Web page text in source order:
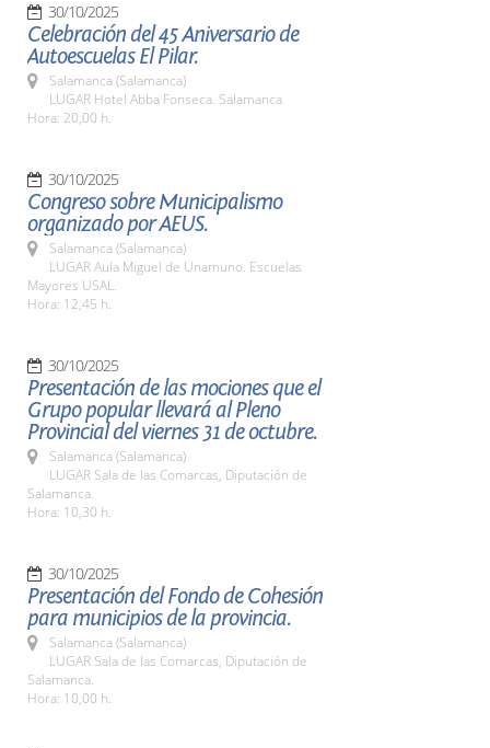
30/10/2025
Celebración del 45 Aniversario de
Autoescuelas El Pilar.
Salamanca (Salamanca)
LUGAR Hotel Abba Fonseca. Salamanca
Hora: 20,00 h.
30/10/2025
Congreso sobre Municipalismo
organizado por AEUS.
Salamanca (Salamanca)
LUGAR Aula Miguel de Unamuno. Escuelas
Mayores USAL.
Hora: 12,45 h.
30/10/2025
Presentación de las mociones que el
Grupo popular llevará al Pleno
Provincial del viernes 31 de octubre.
Salamanca (Salamanca)
LUGAR Sala de las Comarcas, Diputación de
Salamanca.
Hora: 10,30 h.
30/10/2025
Presentación del Fondo de Cohesión
para municipios de la provincia.
Salamanca (Salamanca)
LUGAR Sala de las Comarcas, Diputación de
Salamanca.
Hora: 10,00 h.